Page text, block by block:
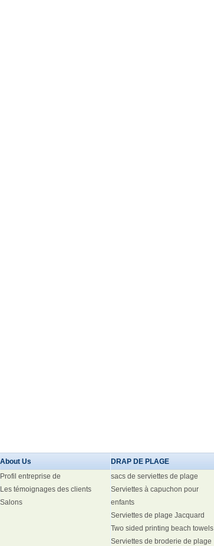
About Us
Profil entreprise de
Les témoignages des clients
Salons
DRAP DE PLAGE
sacs de serviettes de plage
Serviettes à capuchon pour
enfants
Serviettes de plage Jacquard
Two sided printing beach towels
Serviettes de broderie de plage